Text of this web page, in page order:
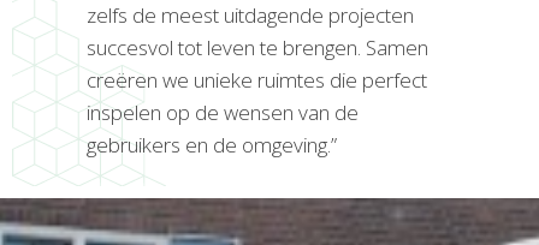
zelfs de meest uitdagende projecten
succesvol tot leven te brengen. Samen
creëren we unieke ruimtes die perfect
inspelen op de wensen van de
gebruikers en de omgeving.”